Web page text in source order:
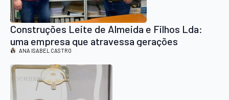
Construções Leite de Almeida e Filhos Lda:
uma empresa que atravessa gerações
ANA ISABEL CASTRO